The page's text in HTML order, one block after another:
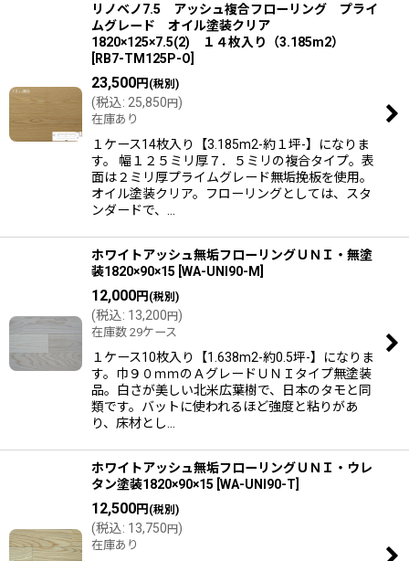
リノベノ7.5 アッシュ複合フローリング プライ
ムグレード オイル塗装クリア
1820×125×7.5(2) １４枚入り（3.185m2）
RB7-TM125P-O
23,500円 (税別)
(税込: 25,850円)
在庫あり
１ケース14枚入り【3.185m2-約１坪-】になりま
す。 幅１２５ミリ厚７．５ミリの複合タイプ。表
面は２ミリ厚プライムグレード無垢挽板を使用。
オイル塗装クリア。フローリングとしては、スタ
ンダードで、…
ホワイトアッシュ無垢フローリングＵＮＩ・無塗
装1820×90×15 WA-UNI90-M
12,000円 (税別)
(税込: 13,200円)
在庫数 29ケース
１ケース10枚入り【1.638m2-約0.5坪-】になりま
す。巾９０ｍｍのＡグレードＵＮＩタイプ無塗装
品。白さが美しい北米広葉樹で、日本のタモと同
類です。バットに使われるほど強度と粘りがあ
り、床材とし…
ホワイトアッシュ無垢フローリングＵＮＩ・ウレ
タン塗装1820×90×15 WA-UNI90-T
12,500円 (税別)
(税込: 13,750円)
在庫あり